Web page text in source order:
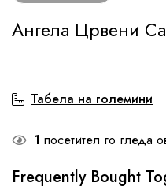
Ангела Црвени
Табела на големини
1 посетител го гледа
Frequently Bought